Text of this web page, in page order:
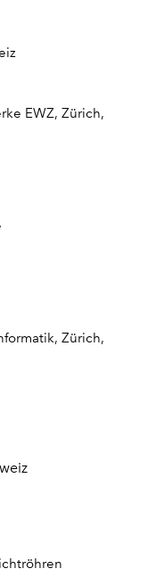
EWZ, Zürich,
Zürich,